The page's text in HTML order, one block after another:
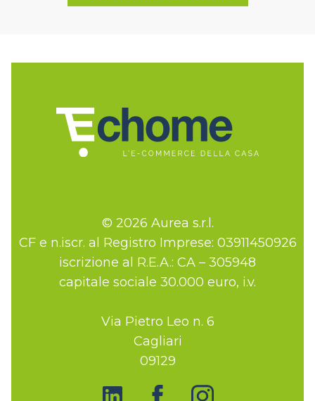
© 2026 Aurea s.r.l.
CF e n.iscr. al Registro Imprese: 03911450926
iscrizione al R.E.A.: CA – 305948
capitale sociale 30.000 euro, i.v.
Via Pietro Leo n. 6
Cagliari
09129